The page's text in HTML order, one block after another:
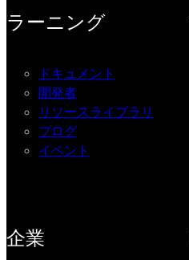
ラーニング
ドキュメント
開発者
リソースライブラリ
ブログ
イベント
企業